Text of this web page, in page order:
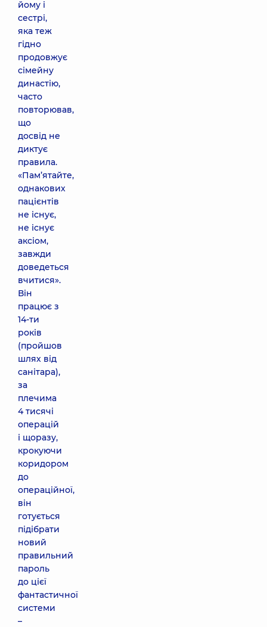
йому і
сестрі,
яка теж
гідно
продовжує
сімейну
династію,
часто
повторював,
що
досвід не
диктує
правила.
«Пам’ятайте,
однакових
пацієнтів
не існує,
не існує
аксіом,
завжди
доведеться
вчитися».
Він
працює з
14-ти
років
(пройшов
шлях від
санітара),
за
плечима
4 тисячі
операцій
і щоразу,
крокуючи
коридором
до
операційної,
він
готується
підібрати
новий
правильний
пароль
до цієї
фантастичної
системи
–